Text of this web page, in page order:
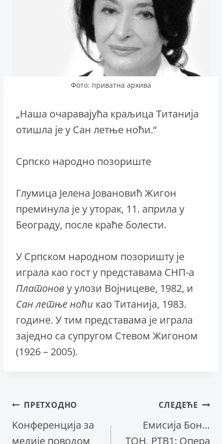
Фото: приватна архива
„Наша очаравајућа краљица Титанија
отишла је у Сан летње ноћи.“
Српско народно позориште
Глумица Јелена Јовановић Жигон
преминула је у уторак, 11. априла у
Београду, после краће болести.
У Српском народном позоришту је
играла као гост у представама СНП-а
Платонов у улози Војницеве, 1982, и
Сан летње ноћи као Титанија, 1983.
године. У тим представама је играла
заједно са супругом Стевом Жигоном
(1926 – 2005).
Кретање
чланка
ПРЕТХОДНО
Kонференција за
медије поводом
СЛЕДЕЋЕ
Емисијa Бон…
ТОН, РТВ1: Опера